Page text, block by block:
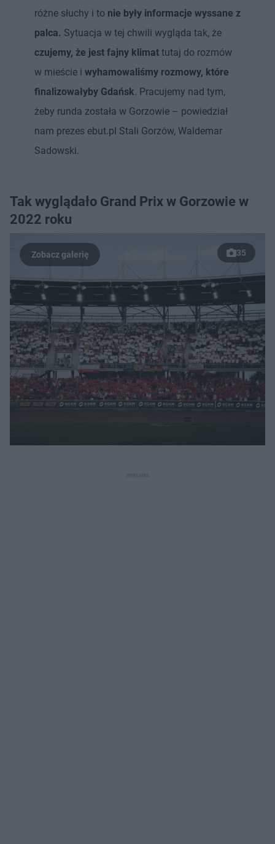
różne słuchy i to nie były informacje wyssane z
palca. Sytuacja w tej chwili wygląda tak, że
czujemy, że jest fajny klimat tutaj do rozmów
w mieście i wyhamowaliśmy rozmowy, które
finalizowałyby Gdańsk. Pracujemy nad tym,
żeby runda została w Gorzowie – powiedział
nam prezes ebut.pl Stali Gorzów, Waldemar
Sadowski.
Tak wyglądało Grand Prix w Gorzowie w
2022 roku
35